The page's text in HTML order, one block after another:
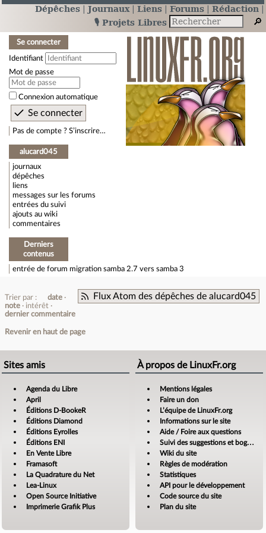
Dépêches Journaux Liens Forums
Rédaction
🎙️ Projets Libres
Se connecter
Identifiant
Mot de passe
Connexion automatique
Pas de compte ? S’inscrire…
alucard045
journaux
dépêches
liens
messages sur les forums
entrées du suivi
ajouts au wiki
commentaires
Derniers
contenus
entrée de forum migration samba 2.7 vers samba 3
Flux Atom des dépêches de alucard045
Trier par :
date
note
intérêt
dernier commentaire
Revenir en haut de page
Sites amis
Agenda du Libre
April
Éditions D-BookeR
Éditions Diamond
Éditions Eyrolles
Éditions ENI
En Vente Libre
Framasoft
La Quadrature du Net
Lea-Linux
Open Source Initiative
Imprimerie Grafik Plus
À propos de LinuxFr.org
Mentions légales
Faire un don
L’équipe de LinuxFr.org
Informations sur le site
Aide / Foire aux questions
Suivi des suggestions et bogues
Wiki du site
Règles de modération
Statistiques
API pour le développement
Code source du site
Plan du site